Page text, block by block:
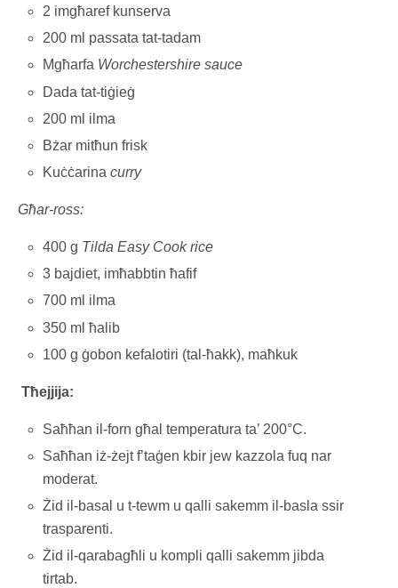
2 imgħaref kunserva
200 ml passata tat-tadam
Mgħarfa Worchestershire sauce
Dada tat-tiġieġ
200 ml ilma
Bżar mitħun frisk
Kuċċarinacurry
Għar-ross:
400 g Tilda Easy Cook rice
3 bajdiet, imħabbtin ħafif
700 ml ilma
350 ml ħalib
100 g ġobon kefalotiri (tal-ħakk), maħkuk
Tħejjija:
Saħħan il-forn għal temperatura ta’ 200°C.
Saħħan iż-żejt f’taġen kbir jew kazzola fuq nar
moderat.
Żid il-basal u t-tewm u qalli sakemm il-basla ssir
trasparenti.
Żid il-qarabagħli u kompli qalli sakemm jibda
tirtab.